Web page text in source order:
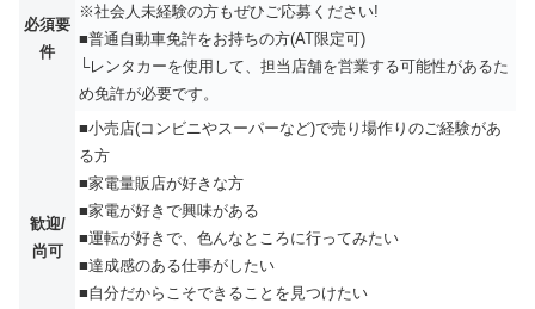
必須要
件
※社会人未経験の方もぜひご応募ください!
■普通自動車免許をお持ちの方(AT限定可)
└レンタカーを使用して、担当店舗を営業する可能性があるた
め免許が必要です。
歓迎/
尚可
■小売店(コンビニやスーパーなど)で売り場作りのご経験があ
る方
■家電量販店が好きな方
■家電が好きで興味がある
■運転が好きで、色んなところに行ってみたい
■達成感のある仕事がしたい
■自分だからこそできることを見つけたい